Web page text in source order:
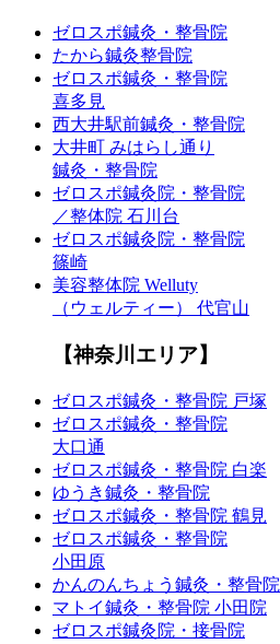
ゼロスポ鍼灸・整骨院
たから鍼灸整骨院
ゼロスポ鍼灸・整骨院
喜多見
西大井駅前鍼灸・整骨院
大井町 みはらし通り
鍼灸・整骨院
ゼロスポ鍼灸院・整骨院
／整体院 石川台
ゼロスポ鍼灸院・整骨院
篠崎
美容整体院 Welluty
（ウェルティー） 代官山
【神奈川エリア】
ゼロスポ鍼灸・整骨院 戸塚
ゼロスポ鍼灸・整骨院
大口通
ゼロスポ鍼灸・整骨院 白楽
ゆうき鍼灸・整骨院
ゼロスポ鍼灸・整骨院 鶴見
ゼロスポ鍼灸・整骨院
小田原
かんのんちょう鍼灸・整骨院
マトイ鍼灸・整骨院 小田院
ゼロスポ鍼灸院・接骨院